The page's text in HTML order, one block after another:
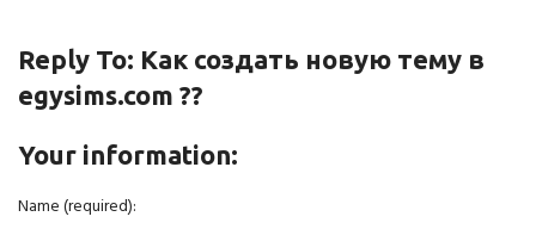
Reply To: Как создать новую тему в
egysims.com ??
Your information:
Name (required):